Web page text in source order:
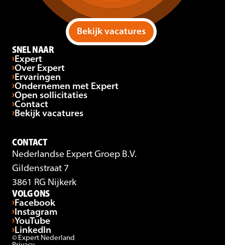
CONTACT
Nederlandse Expert Groep B.V.
Gildenstraat 7
3861 RG Nijkerk
VOLG ONS
Facebook
Instagram
YouTube
LinkedIn
SNEL NAAR
Expert
Over Expert
Ervaringen
Ondernemen met Expert
Open sollicitaties
Contact
Bekijk vacatures
Bekijk vacatures
© Expert Nederland